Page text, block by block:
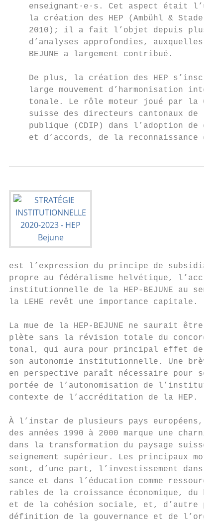
enseignant·e·s. Cet aspect était l’un
la création des HEP (Ambühl &
2010); il a fait l’objet depuis
d’analyses approfondies, auxquelles
BEJUNE a largement contribué.
De plus, la création des HEP
large mouvement d’harmonisation
tonale. Le rôle moteur joué par la
suisse des directeurs cantonaux de
publique (CDIP) dans l’adoption de
et d’accords, de la reconnaissance
est l’expression du principe de
propre au fédéralisme helvétique,
institutionnelle de la HEP-BEJUNE au
la LEHE revêt une importance capitale.
La mue de la HEP-BEJUNE ne saurait
plète sans la révision totale du
tonal, qui aura pour principal effet de
son autonomie institutionnelle. Une
en perspective paraît nécessaire pour
portée de l’autonomisation de
contexte de l’accréditation de la HEP.
À l’instar de plusieurs pays européens,
des années 1990 à 2000 marque une
dans la transformation du paysage
seignement supérieur. Les principaux
sont, d’une part, l’investissement dans
sance et dans l’éducation comme
rables de la croissance économique, du
et de la cohésion sociale, et, d’autre
définition de la gouvernance et de